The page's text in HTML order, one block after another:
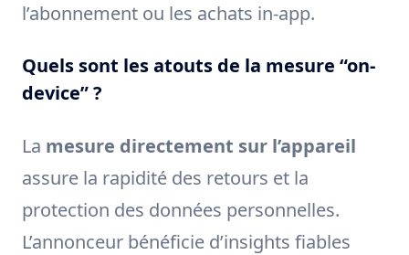
l’abonnement ou les achats in-app.
Quels sont les atouts de la mesure “on-
device” ?
La mesure directement sur l’appareil
assure la rapidité des retours et la
protection des données personnelles.
L’annonceur bénéficie d’insights fiables